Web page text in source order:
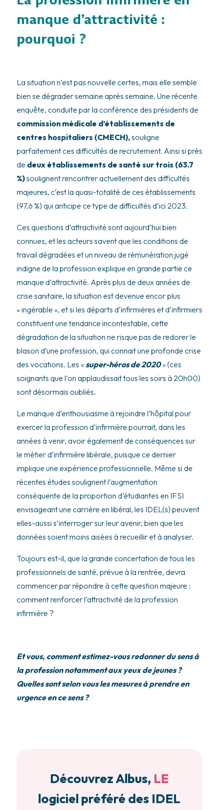
manque d’attractivité :
pourquoi ?
La situation n’est pas nouvelle certes, mais elle semble
bien se dégrader semaine après semaine. Une récente
enquête, conduite par la conférence des présidents de
commission médicale d’établissements de
centres hospitaliers (CMECH),souligne
parfaitement ces difficultés de recrutement. Ainsi si près
de deux établissements de santé sur trois (63.7
%)soulignent rencontrer actuellement des difficultés
majeures, c’est la quasi-totalité de ces établissements
(97.6 %) qui anticipe ce type de difficultés d’ici 2023.
Ces questions d’attractivité sont aujourd’hui bien
connues, et les acteurs savent que les conditions de
travail dégradées et un niveau de rémunération jugé
indigne de la profession explique en grande partie ce
manque d’attractivité. Après plus de deux années de
crise sanitaire, la situation est devenue encor plus
« ingérable », et si les départs d’infirmières et d’infirmiers
constituent une tendance incontestable, cette
dégradation de la situation ne risque pas de redorer le
blason d’une profession, qui connait une profonde crise
des vocations. Les «super-héros de 2020» (ces
soignants que l’on applaudissait tous les soirs à 20h00)
sont désormais oubliés.
Le manque d’enthousiasme à rejoindre l’hôpital pour
exercer la profession d’infirmière pourrait, dans les
années à venir, avoir également de conséquences sur
le métier d’infirmière libérale, puisque ce dernier
implique une expérience professionnelle. Même si de
récentes études soulignent l’augmentation
conséquente de la proportion d’étudiantes en IFSI
envisageant une carrière en libéral, les IDEL(s) peuvent
elles-aussi s’interroger sur leur avenir, bien que les
données soient moins aisées à recueillir et à analyser.
Toujours est-il, que la grande concertation de tous les
professionnels de santé, prévue à la rentrée, devra
commencer par répondre à cette question majeure :
comment renforcer l’attractivité de la profession
infirmière ?
Et vous, comment estimez-vous redonner du sens à
la profession notamment aux yeux de jeunes ?
Quelles sont selon vous les mesures à prendre en
urgence en ce sens ?
Découvrez Albus, LE
logiciel préféré des IDEL